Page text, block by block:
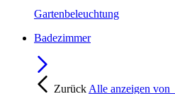
Gartenbeleuchtung
Badezimmer
Zurück Alle anzeigen von